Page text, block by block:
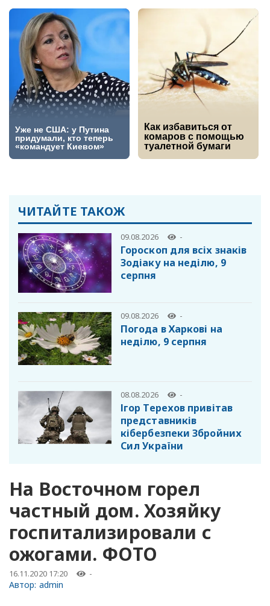
ЧИТАЙТЕ ТАКОЖ
09.08.2026 -
Гороскоп для всіх знаків
Зодіаку на неділю, 9
серпня
09.08.2026 -
Погода в Харкові на
неділю, 9 серпня
08.08.2026 -
Ігор Терехов привітав
представників
кібербезпеки Збройних
Сил України
На Восточном горел
частный дом. Хозяйку
госпитализировали с
ожогами. ФОТО
16.11.2020 17:20 -
Автор: admin